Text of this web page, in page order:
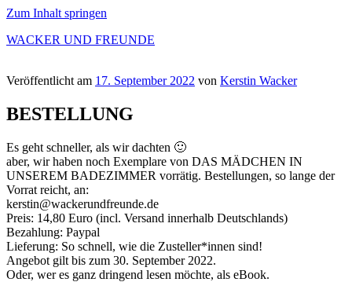
Zum Inhalt springen
WACKER UND FREUNDE
Veröffentlicht am 17. September 2022 von Kerstin Wacker
BESTELLUNG
Es geht schneller, als wir dachten 🙂
aber, wir haben noch Exemplare von DAS MÄDCHEN IN
UNSEREM BADEZIMMER vorrätig. Bestellungen, so lange der
Vorrat reicht, an:
kerstin@wackerundfreunde.de
Preis: 14,80 Euro (incl. Versand innerhalb Deutschlands)
Bezahlung: Paypal
Lieferung: So schnell, wie die Zusteller*innen sind!
Angebot gilt bis zum 30. September 2022.
Oder, wer es ganz dringend lesen möchte, als eBook.